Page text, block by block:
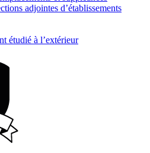
adjointes d’établissements
étudié à l’extérieur